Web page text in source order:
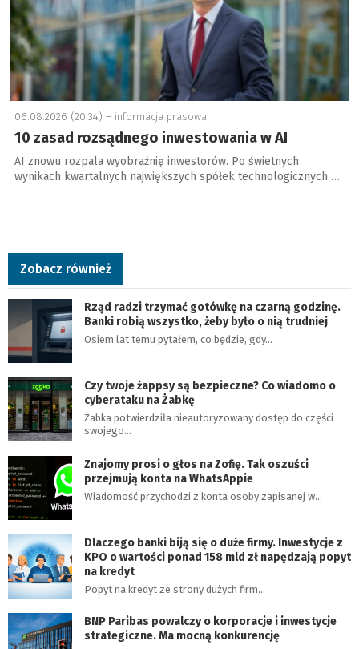
06.08.2026 (20:34) – informacja prasowa
10 zasad rozsądnego inwestowania w AI
AI znowu rozpala wyobraźnię inwestorów. Po świetnych
wynikach kwartalnych największych spółek technologicznych …
Zobacz również
Rząd radzi trzymać gotówkę na czarną godzinę.
Banki robią wszystko, żeby było o nią trudniej
Osiem lat temu pytałem, co będzie, gdy…
Czy twoje żappsy są bezpieczne? Co wiadomo o
cyberataku na Żabkę
Żabka potwierdziła nieautoryzowany dostęp do części
swojego…
Znajomy prosi o głos na Zofię. Tak oszuści
przejmują konta na WhatsAppie
Wiadomość przychodzi z konta osoby zapisanej w…
Dlaczego banki biją się o duże firmy. Inwestycje z
KPO o wartości ponad 158 mld zł napędzają popyt
na kredyt
Popyt na kredyt ze strony dużych firm…
BNP Paribas powalczy o korporacje i inwestycje
strategiczne. Ma mocną konkurencję